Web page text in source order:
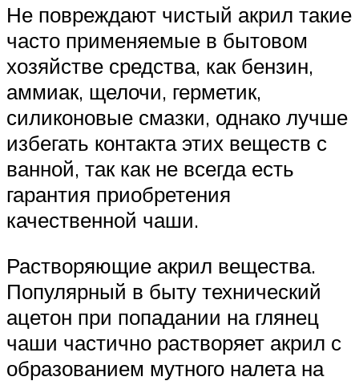
Не повреждают чистый акрил такие
часто применяемые в бытовом
хозяйстве средства, как бензин,
аммиак, щелочи, герметик,
силиконовые смазки, однако лучше
избегать контакта этих веществ с
ванной, так как не всегда есть
гарантия приобретения
качественной чаши.
Растворяющие акрил вещества.
Популярный в быту технический
ацетон при попадании на глянец
чаши частично растворяет акрил с
образованием мутного налета на